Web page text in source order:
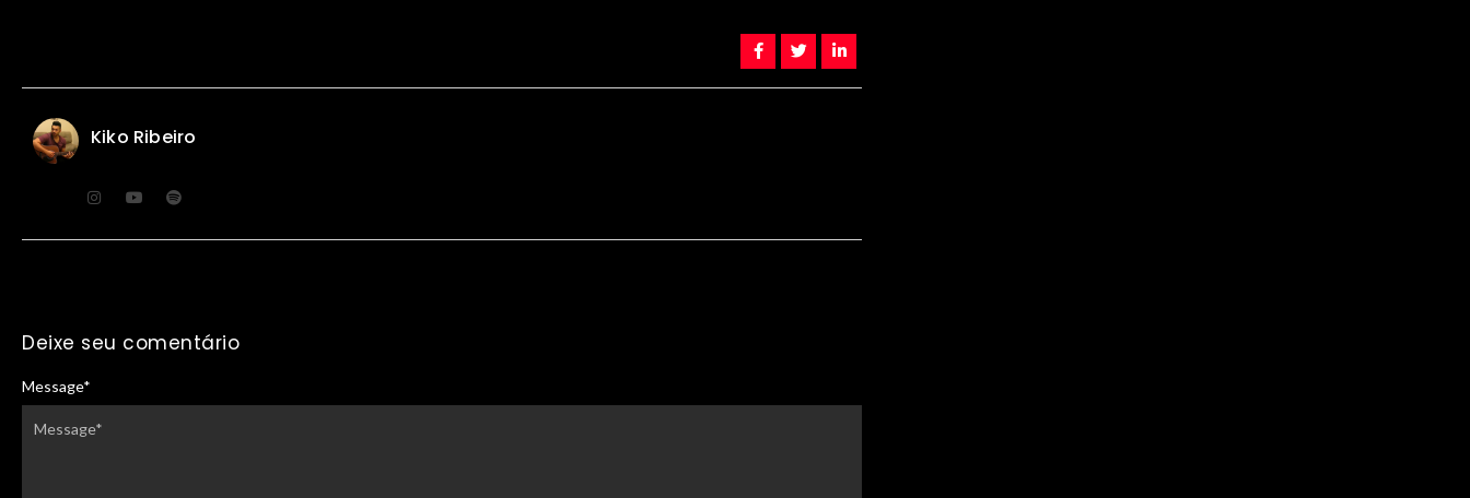
Kiko Ribeiro
Deixe seu comentário
Message*